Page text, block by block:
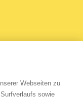
Webseiten zu
sowie